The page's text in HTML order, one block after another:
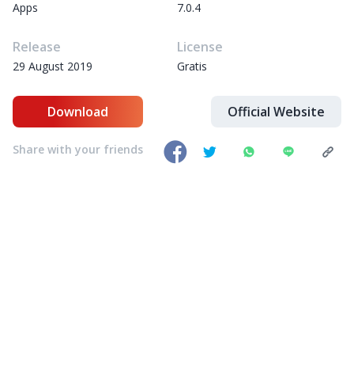
Apps 7.0.4
Release
29 August 2019
License
Gratis
Download Official Website
Share with your friends